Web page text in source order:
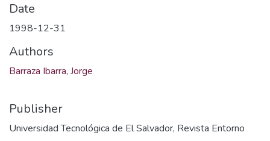
Date
1998-12-31
Authors
Barraza Ibarra, Jorge
Publisher
Universidad Tecnológica de El Salvador, Revista Entorno